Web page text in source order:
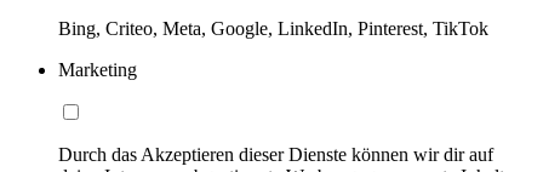
Bing, Criteo, Meta, Google, LinkedIn, Pinterest, TikTok
Marketing
Durch das Akzeptieren dieser Dienste können wir dir auf